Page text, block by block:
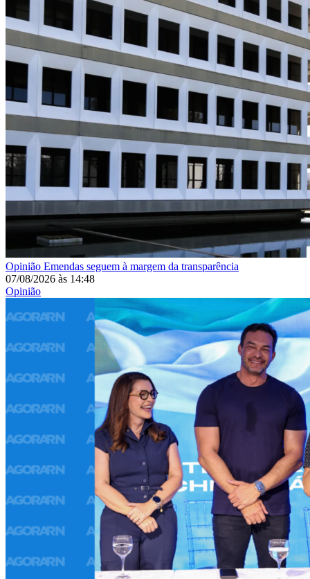
Opinião Emendas seguem à margem da transparência
07/08/2026 às 14:48
Opinião